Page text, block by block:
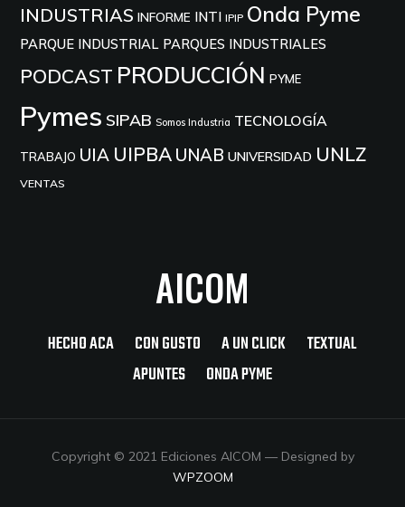
INDUSTRIAS INFORME INTI IPIP Onda Pyme
PARQUE INDUSTRIAL PARQUES INDUSTRIALES
PODCAST PRODUCCIÓN PYME
Pymes SIPAB Somos Industria TECNOLOGÍA
TRABAJO UIA UIPBA UNAB UNIVERSIDAD UNLZ
VENTAS
AICOM
HECHO ACA CON GUSTO A UN CLICK
TEXTUAL
APUNTES
ONDA PYME
Copyright © 2021 Ediciones AICOM — Designed by
WPZOOM